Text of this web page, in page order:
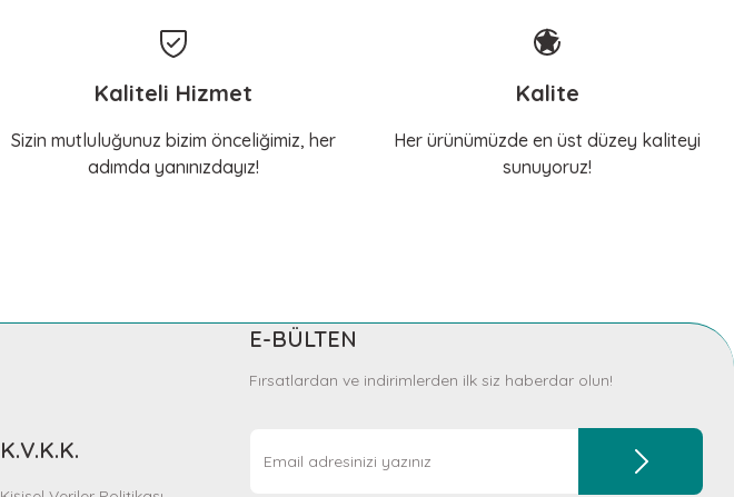
Kaliteli Hizmet
Sizin mutluluğunuz bizim önceliğimiz, her
adımda yanınızdayız!
Kalite
Her ürünümüzde en üst düzey kaliteyi
sunuyoruz!
K.V.K.K.
E-BÜLTEN
Fırsatlardan ve indirimlerden ilk siz haberdar olun!